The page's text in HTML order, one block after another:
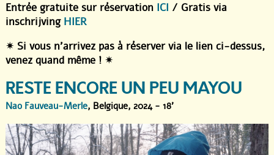
Entrée gratuite sur réservation ICI / Gratis via
inschrijving HIER
✴︎ Si vous n’arrivez pas à réserver via le lien ci-dessus,
venez quand même ! ✴︎
RESTE ENCORE UN PEU MAYOU
Nao Fauveau-Merle, Belgique, 2024 - 18'